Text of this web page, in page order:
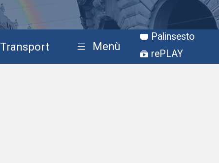
Transport Menù
Palinsesto
rePLAY